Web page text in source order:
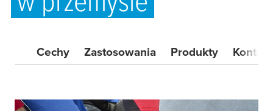
Cechy Zastosowania Produkty Kontakt